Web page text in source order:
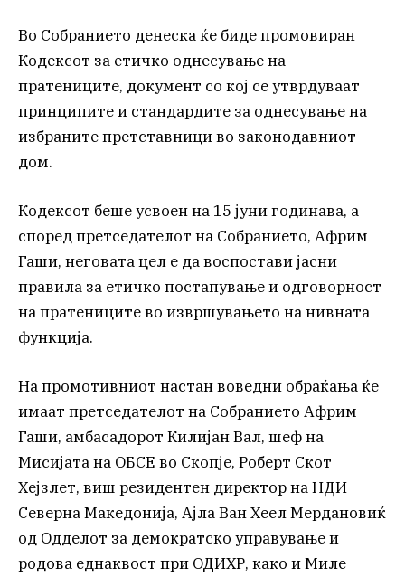
Во Собранието денеска ќе биде промовиран
Кодексот за етичко однесување на
пратениците, документ со кој се утврдуваат
принципите и стандардите за однесување на
избраните претставници во законодавниот
дом.
Кодексот беше усвоен на 15 јуни годинава, а
според претседателот на Собранието, Африм
Гаши, неговата цел е да воспостави јасни
правила за етичко постапување и одговорност
на пратениците во извршувањето на нивната
функција.
На промотивниот настан воведни обраќања ќе
имаат претседателот на Собранието Африм
Гаши, амбасадорот Килијан Вал, шеф на
Мисијата на ОБСЕ во Скопје, Роберт Скот
Хејзлет, виш резидентен директор на НДИ
Северна Македонија, Ајла Ван Хеел Мердановиќ
од Одделот за демократско управување и
родова еднаквост при ОДИХР, како и Миле